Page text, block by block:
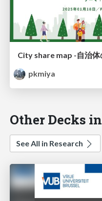
pkmiya
Other Decks
See All in Research